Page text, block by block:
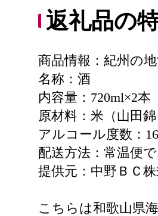
返礼品の
商品情報：紀州の
名称：酒
内容量：720ml×2本
原材料：米（山田錦
アルコール度数：
配送方法：常温便
提供元：中野ＢＣ
こちらは和歌山県